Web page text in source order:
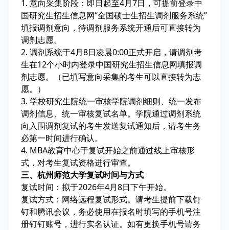
1. 意向采集阶段：即日起至4月7日，可提前登录中
国研究生招生信息网“全国硕士生招生调剂服务系统”
填报调剂意向，待调剂服务系统开通后可直接转为
调剂志愿。
2. 调剂系统于4月8日凌晨0:00正式开启，请调剂考
生在12个小时内登录中国研究生招生信息网填报调
剂志愿。（已填写意向采集的考生可以直接转为志
愿。）
3. 学校研究生院统一审核学院调剂细则、统一发布
调剂信息、统一审核复试名单。学院通过调剂系统
向入围调剂复试的考生发送复试通知后，请考生务
必第一时间进行确认。
4. MBA教育中心于复试开始之前通过线上审核形
式，对考生复试资格进行审查。
三、杭州师范大学复试时间与方式
复试时间：拟于2026年4月8日下午开始。
复试方式：网络远程复试形式。请考生提前下载钉
钉和腾讯会议，务必使用在报名时填写的手机号注
册钉钉账号，进行实名认证。如有更换手机号请务